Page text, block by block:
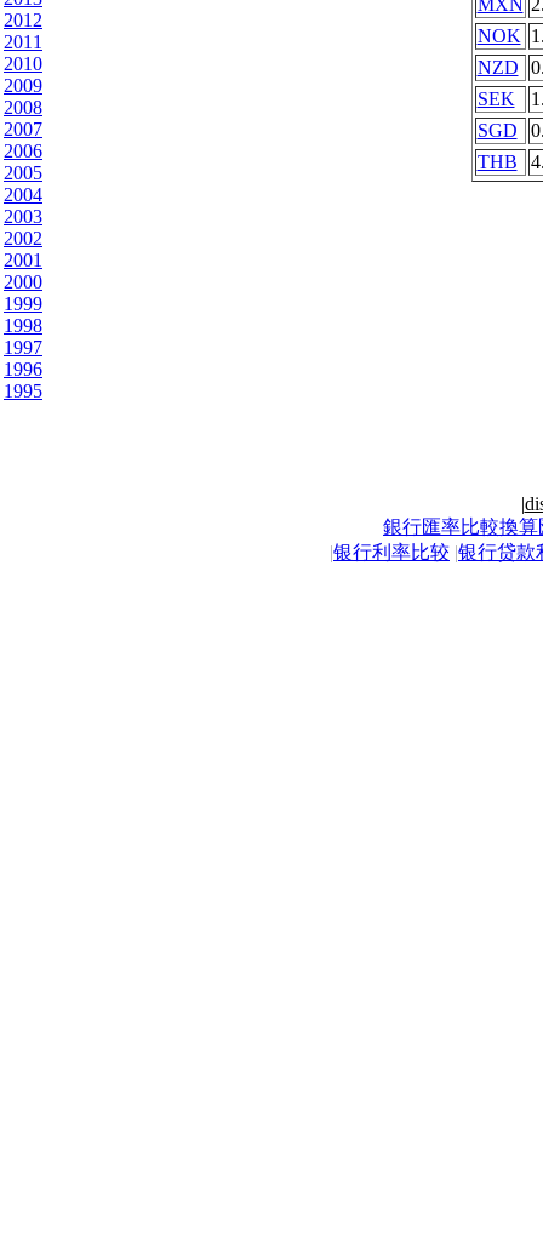
2012
2011
2010
2009
2008
2007
2006
2005
2004
2003
2002
2001
2000
1999
1998
1997
1996
1995
MXN
NOK
NZD
SEK
SGD
THB
|
銀行匯率比較換算
|银行利率比较 |银行贷款